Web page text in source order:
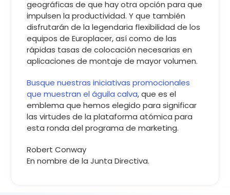
geográficas de que hay otra opción para que
impulsen la productividad. Y que también
disfrutarán de la legendaria flexibilidad de los
equipos de Europlacer, así como de las
rápidas tasas de colocación necesarias en
aplicaciones de montaje de mayor volumen.
Busque nuestras iniciativas promocionales
que muestran el águila calva, que es el
emblema que hemos elegido para significar
las virtudes de la plataforma atómica para
esta ronda del programa de marketing.
Robert Conway
En nombre de la Junta Directiva.